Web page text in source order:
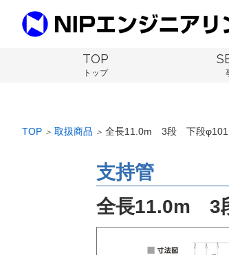
TOP
トップ
TOP ＞ 取扱商品 ＞ 全長11.0m 3段 下段
支持管
全長11.0m 3